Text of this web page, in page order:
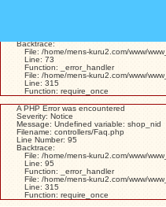
Backtrace:
File: /home/mens-kuru2.com/www/
Line: 73
Function: _error_handler
File: /home/mens-kuru2.com/www/
Line: 315
Function: require_once
A PHP Error was encountered
Severity: Notice
Message: Undefined variable: shop_nid
Filename: controllers/Faq.php
Line Number: 95
Backtrace:
File: /home/mens-kuru2.com/www/
Line: 95
Function: _error_handler
File: /home/mens-kuru2.com/www/
Line: 315
Function: require_once